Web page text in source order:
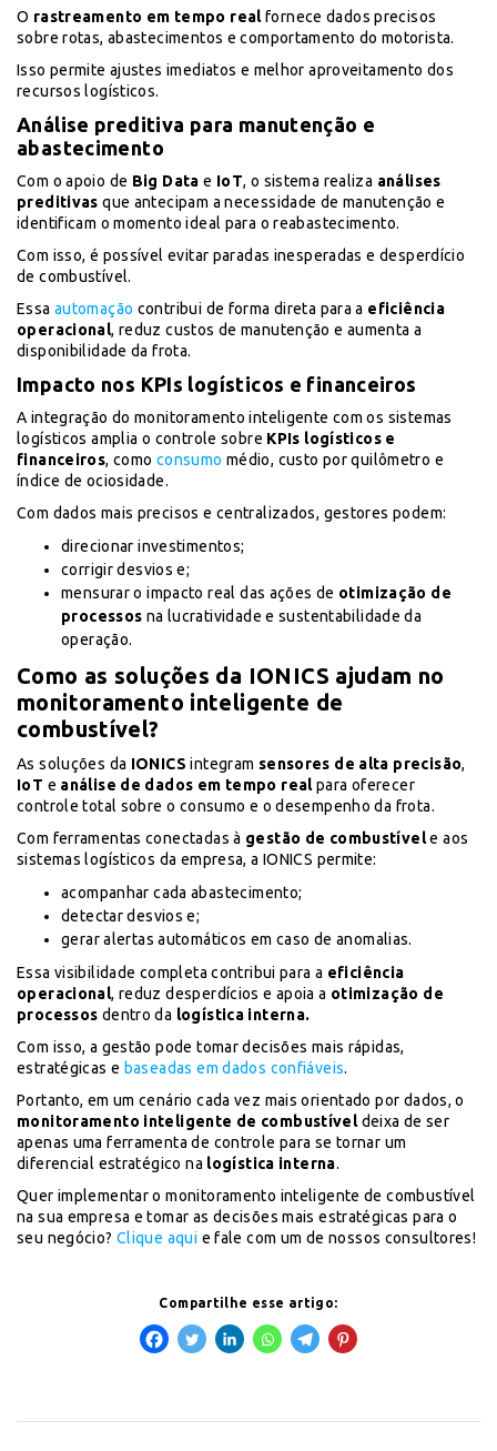
O rastreamento em tempo realfornece dados precisos
sobre rotas, abastecimentos e comportamento do motorista.
Isso permite ajustes imediatos e melhor aproveitamento dos
recursos logísticos.
Análise preditiva para manutenção e
abastecimento
Com o apoio de Big Data e IoT, o sistema realiza análises
preditivas que antecipam a necessidade de manutenção e
identificam o momento ideal para o reabastecimento.
Com isso, é possível evitar paradas inesperadas e desperdício
de combustível.
Essa automação contribui de forma direta para a eficiência
operacional, reduz custos de manutenção e aumenta a
disponibilidade da frota.
Impacto nos KPIs logísticos e financeiros
A integração do monitoramento inteligente com os sistemas
logísticos amplia o controle sobre KPIs logísticos e
financeiros, como consumo médio, custo por quilômetro e
índice de ociosidade.
Com dados mais precisos e centralizados, gestores podem:
direcionar investimentos;
corrigir desvios e;
mensurar o impacto real das ações de otimização de
processos na lucratividade e sustentabilidade da
operação.
Como as soluções da IONICS ajudam no
monitoramento inteligente de
combustível?
As soluções da IONICS integram sensores de alta precisão,
IoT e análise de dados em tempo realpara oferecer
controle total sobre o consumo e o desempenho da frota.
Com ferramentas conectadas à gestão de combustívele aos
sistemas logísticos da empresa, a IONICS permite:
acompanhar cada abastecimento;
detectar desvios e;
gerar alertas automáticos em caso de anomalias.
Essa visibilidade completa contribui para a eficiência
operacional, reduz desperdícios e apoia a otimização de
processos dentro da logística interna.
Com isso, a gestão pode tomar decisões mais rápidas,
estratégicas e baseadas em dados confiáveis.
Portanto, em um cenário cada vez mais orientado por dados, o
monitoramento inteligente de combustíveldeixa de ser
apenas uma ferramenta de controle para se tornar um
diferencial estratégico na logística interna.
Quer implementar o monitoramento inteligente de combustível
na sua empresa e tomar as decisões mais estratégicas para o
seu negócio? Clique aqui e fale com um de nossos consultores!
Compartilhe esse artigo: